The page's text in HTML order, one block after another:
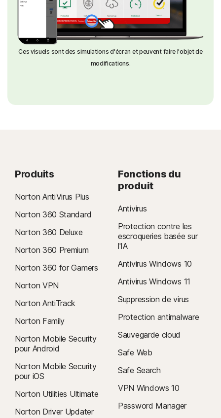
Ces visuels sont des simulations d'écran et peuvent faire l'objet de
modifications.
Produits
Norton AntiVirus Plus
Norton 360 Standard
Norton 360 Deluxe
Norton 360 Premium
Norton 360 for Gamers
Norton VPN
Norton AntiTrack
Norton Family
Norton Mobile Security
pour Android
Norton Mobile Security
pour iOS
Norton Utilities Ultimate
Norton Driver Updater
Fonctions du
produit
Antivirus
Protection contre les
escroqueries basée sur
l'IA
Antivirus Windows 10
Antivirus Windows 11
Suppression de virus
Protection antimalware
Sauvegarde cloud
Safe Web
Safe Search
VPN Windows 10
Password Manager